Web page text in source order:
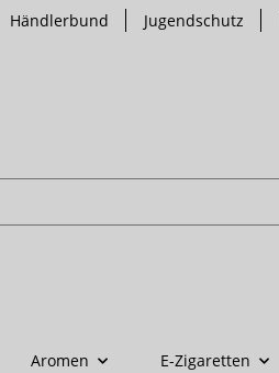
Händlerbund Jugendschutz
Aromen E-Zigaretten